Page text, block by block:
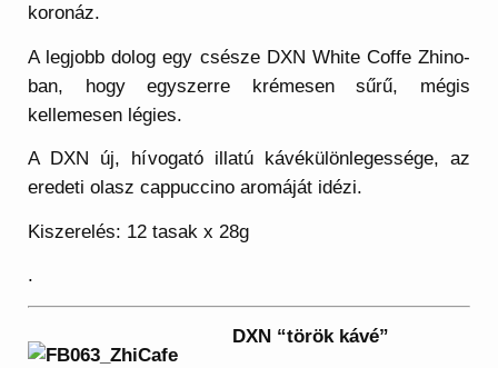
koronáz.
A legjobb dolog egy csésze DXN White Coffe Zhino-
ban, hogy egyszerre krémesen sűrű, mégis
kellemesen légies.
A DXN új, hívogató illatú kávékülönlegessége, az
eredeti olasz cappuccino aromáját idézi.
Kiszerelés: 12 tasak x 28g
.
DXN “török kávé”